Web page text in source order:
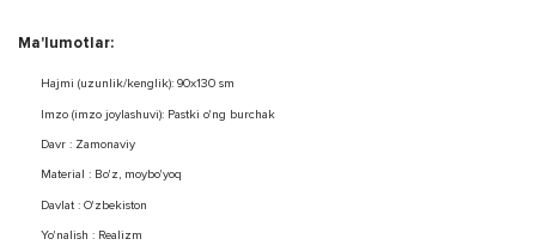
Ma'lumotlar:
Hajmi (uzunlik/kenglik): 90x130 sm
Imzo (imzo joylashuvi): Pastki o'ng burchak
Davr : Zamonaviy
Material : Bo'z, moybo'yoq
Davlat : O'zbekiston
Yo'nalish : Realizm